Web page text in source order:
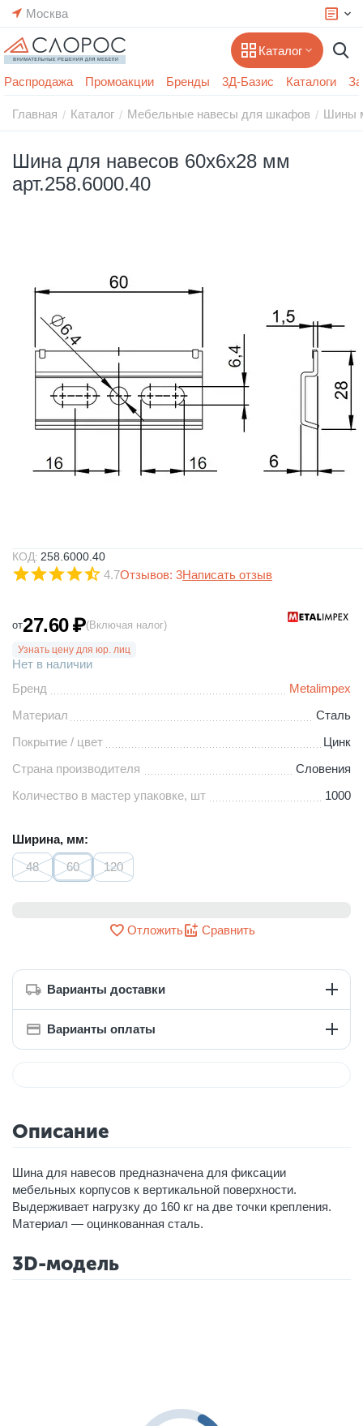
Москва
Каталог
Распродажа Промоакции Бренды 3Д-Базис Каталоги
Главная / Каталог / Мебельные навесы для шкафов / Шины
Шина для навесов 60х6х28 мм
арт.258.6000.40
КОД: 258.6000.40
4.7Отзывов: 3Написать отзыв
от27.60₽(Включая налог)
Узнать цену для юр. лиц
Нет в наличии
Бренд
Metalimpex
Материал
Сталь
Покрытие / цвет
Цинк
Страна производителя
Словения
Количество в мастер упаковке, шт
1000
Ширина, мм:
48
60 120
Отложить Сравнить
Варианты доставки
Варианты оплаты
Описание
Шина для навесов предназначена для фиксации
мебельных корпусов к вертикальной поверхности.
Выдерживает нагрузку до 160 кг на две точки крепления.
Материал — оцинкованная сталь.
3D-модель